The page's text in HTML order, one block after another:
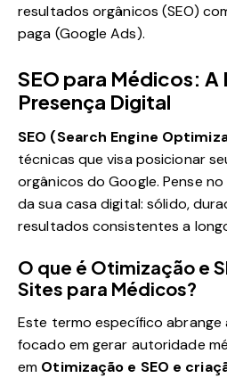
resultados orgânicos (SEO)
paga (Google Ads).
SEO para Médicos: A
Presença Digital
SEO (Search Engine
técnicas que visa posicionar
orgânicos do Google. Pense
da sua casa digital: sólido,
resultados consistentes a
O que é Otimização e
Sites para Médicos?
Este termo específico abrange
focado em gerar autoridade
em Otimização e SEO e